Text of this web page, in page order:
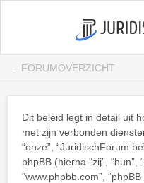
FORUMOVERZICHT
Dit beleid legt in detail uit
met zijn verbonden
“onze”,
phpBB (hierna “zij”, “hun”,
“www.phpbb.com”,